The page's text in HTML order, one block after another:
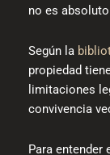
no es
Según la
propiedad
limitaciones
convivencia
Para entender